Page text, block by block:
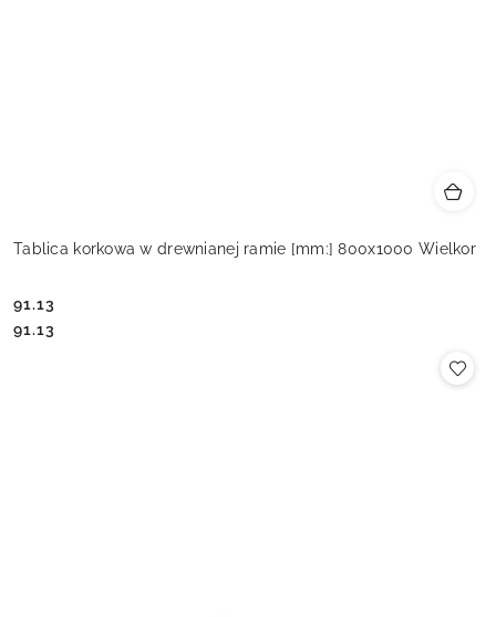
Tablica korkowa w drewnianej ramie [mm:] 800x1000 Wielkor
Cena:
91.13
Cena:
91.13